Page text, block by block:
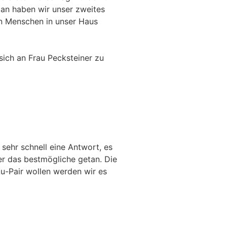
haben wir unser zweites
in unser Haus
an Frau Pecksteiner zu
schnell eine Antwort, es
das bestmögliche getan. Die
Pair wollen werden wir es